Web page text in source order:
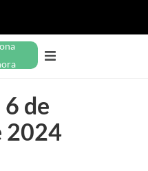
de
2024